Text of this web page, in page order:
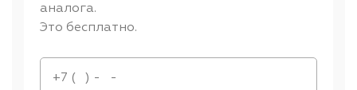
аналога.
Это бесплатно.